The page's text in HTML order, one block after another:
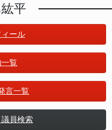
平
ール
覧
言一覧
員検索